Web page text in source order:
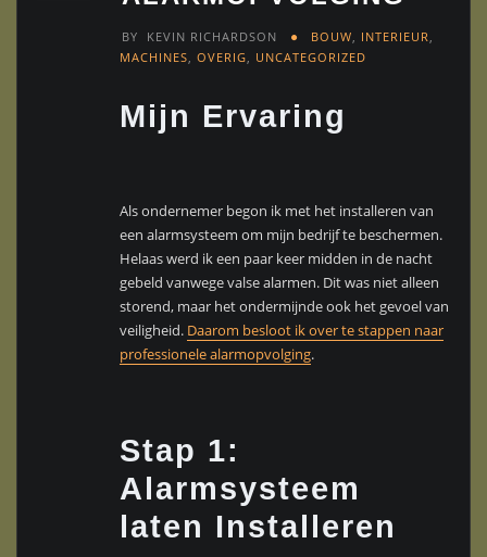
BY KEVIN RICHARDSON BOUW INTERIEUR
MACHINES ,OVERIG UNCATEGORIZED
Mijn Ervaring
Als ondernemer begon ik met het installeren van
een alarmsysteem om mijn bedrijf te beschermen.
Helaas werd ik een paar keer midden in de nacht
gebeld vanwege valse alarmen. Dit was niet alleen
storend, maar het ondermijnde ook het gevoel van
veiligheid. Daarom besloot ik over te stappen naar
professionele alarmopvolging.
Stap 1:
Alarmsysteem
laten Installeren